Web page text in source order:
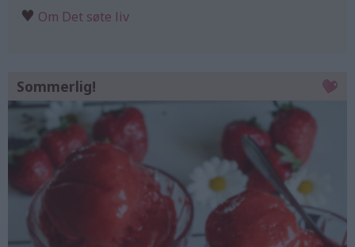
♥ Om Det søte liv
Sommerlig!